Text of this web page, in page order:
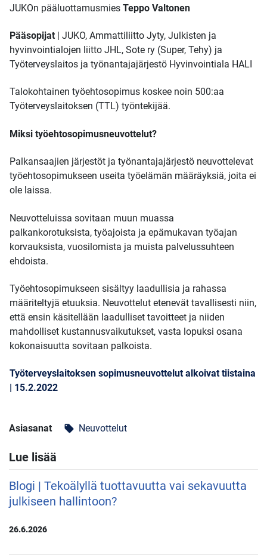
JUKOn pääluottamusmies Teppo Valtonen
Pääsopijat | JUKO, Ammattiliitto Jyty, Julkisten ja
hyvinvointialojen liitto JHL, Sote ry (Super, Tehy) ja
Työterveyslaitos ja työnantajajärjestö Hyvinvointiala HALI
Talokohtainen työehtosopimus koskee noin 500:aa
Työterveyslaitoksen (TTL) työntekijää.
Miksi työehtosopimusneuvottelut?
Palkansaajien järjestöt ja työnantajajärjestö neuvottelevat
työehtosopimukseen useita työelämän määräyksiä, joita ei
ole laissa.
Neuvotteluissa sovitaan muun muassa
palkankorotuksista, työajoista ja epämukavan työajan
korvauksista, vuosilomista ja muista palvelussuhteen
ehdoista.
Työehtosopimukseen sisältyy laadullisia ja rahassa
määriteltyjä etuuksia. Neuvottelut etenevät tavallisesti niin,
että ensin käsitellään laadulliset tavoitteet ja niiden
mahdolliset kustannusvaikutukset, vasta lopuksi osana
kokonaisuutta sovitaan palkoista.
Työterveyslaitoksen sopimusneuvottelut alkoivat tiistaina
| 15.2.2022
Asiasanat local_offer Neuvottelut
Lue lisää
Blogi | Tekoälyllä tuottavuutta vai sekavuutta
julkiseen hallintoon?
26.6.2026